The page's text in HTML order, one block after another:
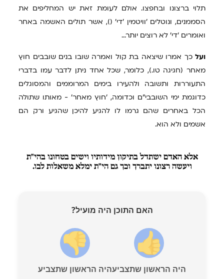
תלוי ברצונו ובחפצו. אולם לעומת זאת יש המחליפים את
הסממנים, ונוטלים 'וויטמין 'די' (), אשר תולים האשמה באחר
ואומרים 'די' לא רוצים יותר...
ועל כך אמרו שיצאה בת קול ואמרה שובו בנים שובבים חוץ
מאחר (חגיגה טו.), כלומר, שכל אחד ניתן לדבר עמו בדברי
התעוררות ותשובה ולהעירו בימים המרוממים והמסוגלים
כדוגמת ימי השובבי"ם וכדומה, 'חוץ מאחר' - מאותו שתולה
הכל באחרים שהם גרמו לו להגיע להיכן שהגיע ורק הם
אשמים ולא הוא.
אלא האדם ישתדל בתיקון מידותיו וישים בטחונו בהי"ת
ויעשה רצונו יתברך וכך גם הי"ת ימלא משאלות לבו.
האם התוכן היה מועיל?
היה הראשון שתצביעהיה הראשון שתצביע